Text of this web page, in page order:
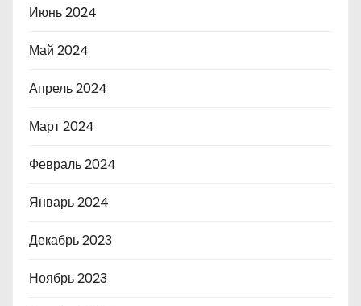
Июнь 2024
Май 2024
Апрель 2024
Март 2024
Февраль 2024
Январь 2024
Декабрь 2023
Ноябрь 2023